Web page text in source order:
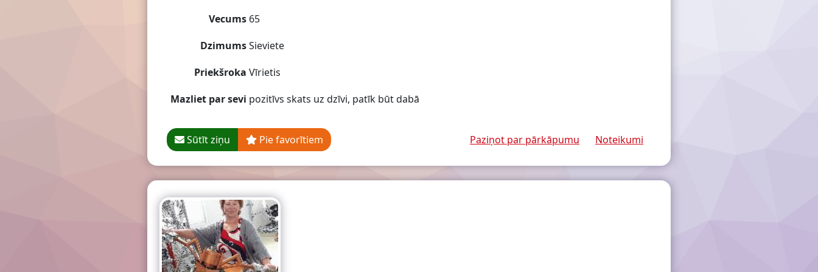
Vecums 65
DzimumsSieviete
Priekšroka Vīrietis
Mazliet par sevi pozitīvs skats uz dzīvi, patīk būt dabā
Sūtīt ziņu Pie favorītiem Paziņot par pārkāpumu Noteikumi